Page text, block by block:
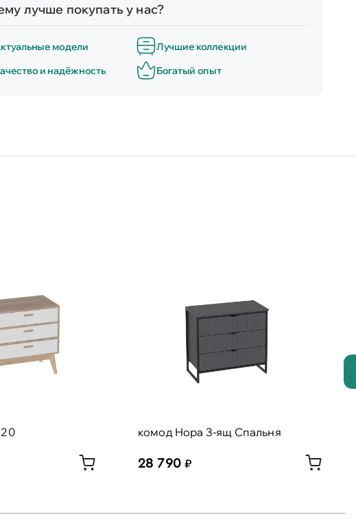
лучше покупать у нас?
модели
Лучшие коллекции
и надёжность
Богатый опыт
комод Нора 3-ящ Спальня
28 790